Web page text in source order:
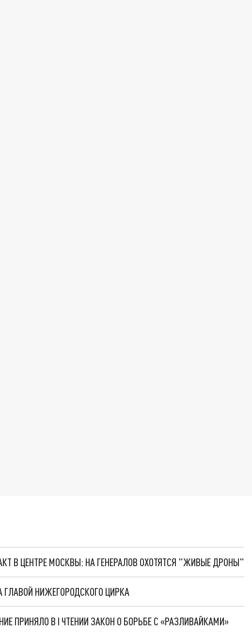
В ЦЕНТРЕ МОСКВЫ: НА ГЕНЕРАЛОВ ОХОТЯТСЯ "ЖИВЫЕ ДРОНЫ"
НИЖЕГОРОДСКОГО ЦИРКА
ПРИНЯЛО В I ЧТЕНИИ ЗАКОН О БОРЬБЕ С «РАЗЛИВАЙКАМИ»